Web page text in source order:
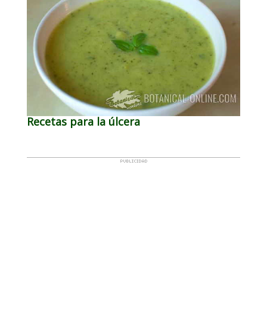
Recetas para la úlcera